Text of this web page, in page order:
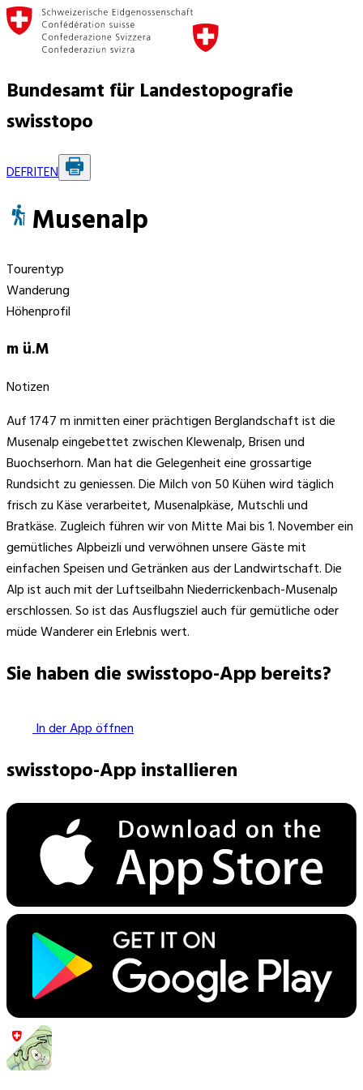
Bundesamt für Landestopografie
swisstopo
DEFRITEN
Musenalp
Tourentyp
Wanderung
Höhenprofil
m ü.M
Notizen
Auf 1747 m inmitten einer prächtigen Berglandschaft ist die
Musenalp eingebettet zwischen Klewenalp, Brisen und
Buochserhorn. Man hat die Gelegenheit eine grossartige
Rundsicht zu geniessen. Die Milch von 50 Kühen wird täglich
frisch zu Käse verarbeitet, Musenalpkäse, Mutschli und
Bratkäse. Zugleich führen wir von Mitte Mai bis 1. November ein
gemütliches Alpbeizli und verwöhnen unsere Gäste mit
einfachen Speisen und Getränken aus der Landwirtschaft. Die
Alp ist auch mit der Luftseilbahn Niederrickenbach-Musenalp
erschlossen. So ist das Ausflugsziel auch für gemütliche oder
müde Wanderer ein Erlebnis wert.
Sie haben die swisstopo-App bereits?
In der App öffnen
swisstopo-App installieren